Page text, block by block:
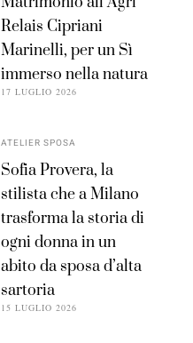
Relais Cipriani
Marinelli, per un Sì
immerso nella natura
17 LUGLIO 2026
ATELIER SPOSA
Sofia Provera, la
stilista che a Milano
trasforma la storia di
ogni donna in un
abito da sposa d’alta
sartoria
15 LUGLIO 2026